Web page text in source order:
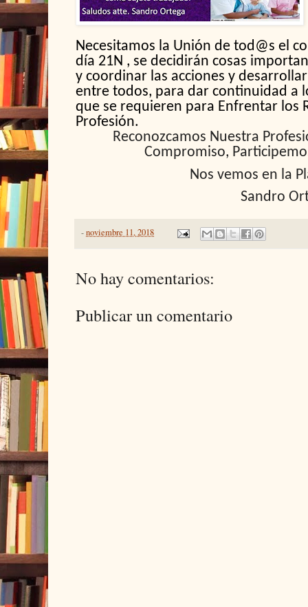
Necesitamos la Unión de tod@s el
día 21N , se decidirán cosas
y coordinar las acciones y
entre todos, para dar continuidad a
que se requieren para Enfrentar los
Profesión.
Reconozcamos Nuestra
Compromiso,
Nos vemos en la
Sandro
-noviembre 11, 2018
No hay comentarios:
Publicar un comentario